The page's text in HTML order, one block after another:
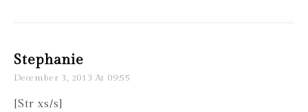
Stephanie
December 3, 2013 At 09:55
[Str xs/s]